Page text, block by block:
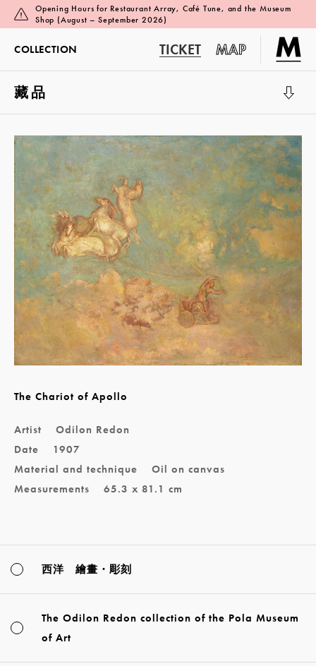
Opening Hours for Restaurant Array, Café Tune, and the Museum
Shop (August – September 2026)
COLLECTION TICKET MAP
藏品
The Chariot of Apollo
Artist
Odilon Redon
Date
1907
Material and technique
Oil on canvas
Measurements
65.3 x 81.1 cm
西洋 繪畫・彫刻
The Odilon Redon collection of the Pola Museum
of Art